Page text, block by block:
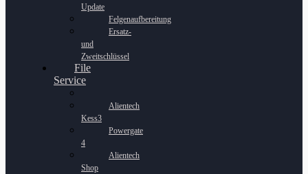
Update
Felgenaufbereitung
Ersatz-
und
Zweitschlüssel
File
Service
Alientech
Kess3
Powergate
4
Alientech
Shop